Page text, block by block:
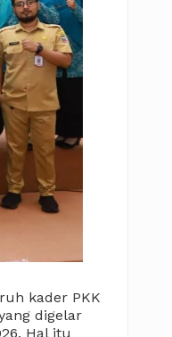
kader PKK
digelar
Hal itu